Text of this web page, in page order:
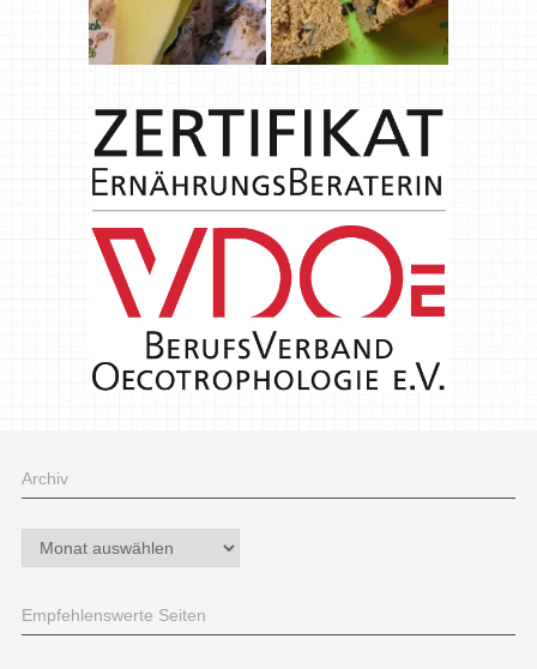
Archiv
Archiv
Empfehlenswerte Seiten